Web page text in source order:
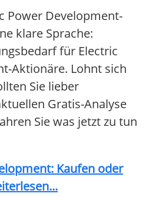
Power Development-
klare Sprache:
für Electric
Aktionäre. Lohnt sich
Sie lieber
Gratis-Analyse
Sie was jetzt zu tun
Kaufen oder